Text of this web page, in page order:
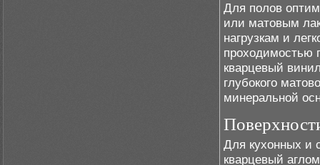
Для полов
или матовым
нагрузкам и
проходимостью
кварцевый
глубокого
минеральной
Для кухонных и
кварцевый